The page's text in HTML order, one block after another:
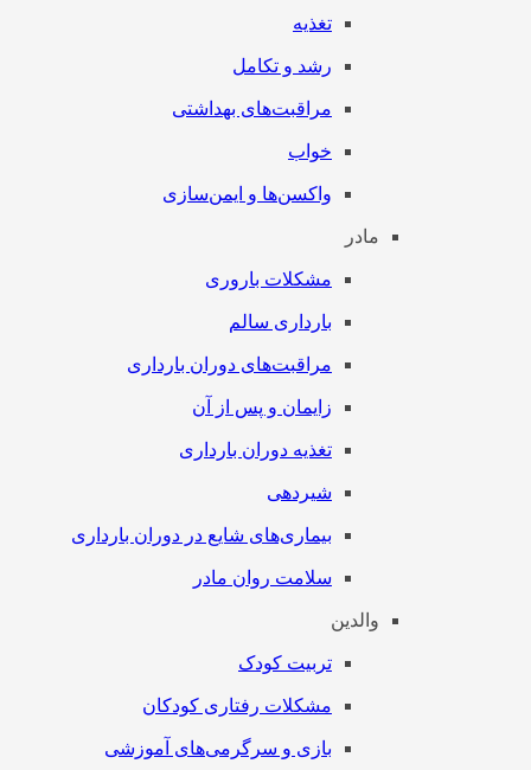
تغذیه
رشد و تکامل
مراقبت‌های بهداشتی
خواب
واکسن‌ها و ایمن‌سازی
مادر
مشکلات باروری
بارداری سالم
مراقبت‌های دوران بارداری
زایمان و پس از آن
تغذیه دوران بارداری
شیردهی
بیماری‌های شایع در دوران بارداری
سلامت روان مادر
والدین
تربیت کودک
مشکلات رفتاری کودکان
بازی و سرگرمی‌های آموزشی